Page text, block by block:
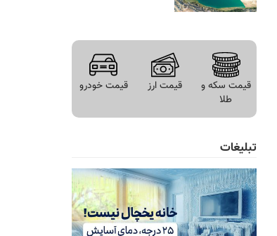
قیمت سکه و
طلا
قیمت ارز قیمت خودرو
تبلیغات